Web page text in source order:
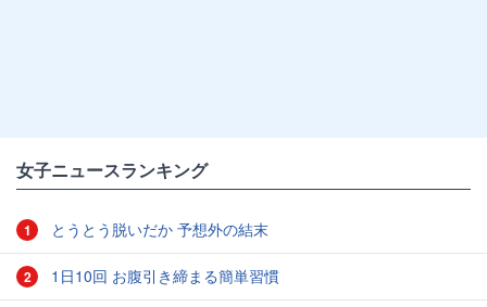
女子ニュースランキング
1 とうとう脱いだか 予想外の結末
2 1日10回 お腹引き締まる簡単習慣